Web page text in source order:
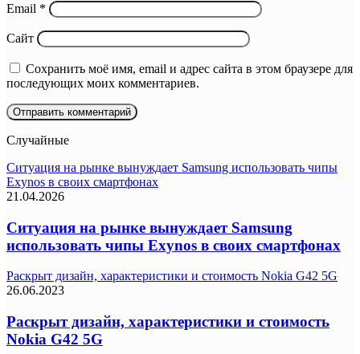
Email *
Сайт
Сохранить моё имя, email и адрес сайта в этом браузере для
последующих моих комментариев.
Случайные
Ситуация на рынке вынуждает Samsung использовать чипы
Exynos в своих смартфонах
21.04.2026
Ситуация на рынке вынуждает Samsung
использовать чипы Exynos в своих смартфонах
Раскрыт дизайн, характеристики и стоимость Nokia G42 5G
26.06.2023
Раскрыт дизайн, характеристики и стоимость
Nokia G42 5G